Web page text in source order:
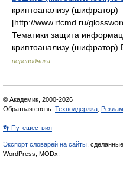
криптоанализу
[http://www.rfcmd.ru/
Тематики защита
криптоанализу
переводчика
© Академик, 2000-2026
Обратная связь: Техподдержка
👣 Путешествия
Экспорт словарей на сайты ,
WordPress, MODx.